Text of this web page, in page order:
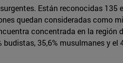
Están reconocidas 135
quedan consideradas como
concentrada en la región
35,6% musulmanes y el